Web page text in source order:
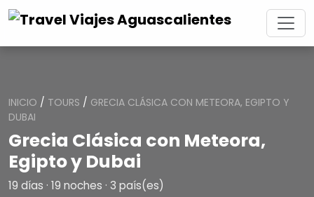
INICIO / TOURS / GRECIA CLÁSICA CON METEORA, EGIPTO Y
DUBAI
Grecia Clásica con Meteora,
Egipto y Dubai
19 días · 19 noches · 3 país(es)